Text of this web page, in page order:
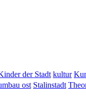
der Stadt kultur
ost Stalinstadt